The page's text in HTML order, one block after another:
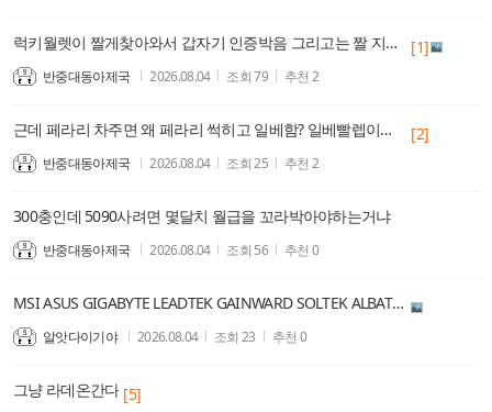
럭키월렛이 짤게찾아와서 갑자기 인증박음 그리고는 짤 지운대 그럴까봐 박제해둠 [1]
반중대동아제국 2026.08.04 조회79 추천 2
근데 페라리 차주면 왜 페라리 썩히고 일베함? 일베빨렙이던데... 존나 모순되는새끼노 [2]
반중대동아제국 2026.08.04 조회25 추천 2
300충인데 5090사려면 몇달치 월급을 꼬라박아야하는거냐
반중대동아제국 2026.08.04 조회 56 추천 0
MSI ASUS GIGABYTE LEADTEK GAINWARD SOLTEK ALBATRON ACER HTC LIAN LI
알앗다이기야 2026.08.04 조회 23 추천 0
그냥 라데온간다 [5]